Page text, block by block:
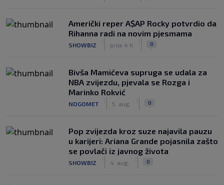
Američki reper A$AP Rocky potvrdio da
Rihanna radi na novim pjesmama
SHOWBIZ prije 4 h 0
Bivša Mamićeva supruga se udala za
NBA zvijezdu, pjevala se Rozga i
Marinko Rokvić
NOGOMET 5. aug. 0
Pop zvijezda kroz suze najavila pauzu
u karijeri: Ariana Grande pojasnila zašto
se povlači iz javnog života
SHOWBIZ 4. aug. 0